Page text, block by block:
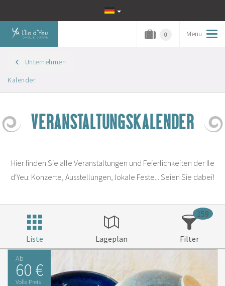
Menu
0
Unternehmen
Kalender
VERANSTALTUNGSKALENDER
Hier finden Sie alle Veranstaltungen und Feierlichkeiten der Ile
d'Yeu: Konzerte, Ausstellungen, lokale Feste... Seien Sie dabei!
Liste Lageplan Filter
159
Ab
60 €
Volle Preis